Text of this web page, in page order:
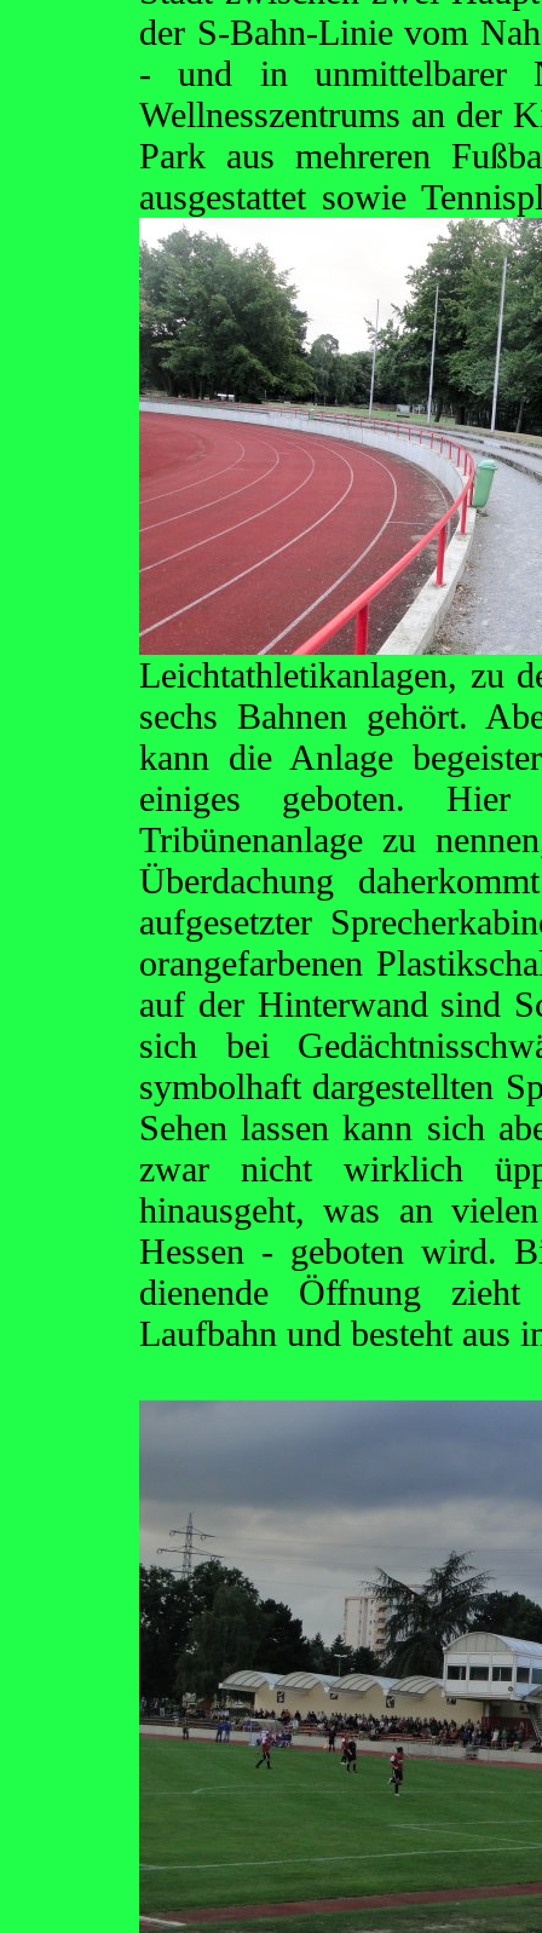
der S-Bahn-Linie vom
- und in unmittelbarer
Wellnesszentrums an der
Park aus mehreren
ausgestattet sowie
Leichtathletikanlagen, zu
sechs Bahnen gehört.
kann die Anlage
einiges geboten.
Tribünenanlage zu
Überdachung
aufgesetzter
orangefarbenen
auf der Hinterwand sind
sich bei
symbolhaft dargestellten
Sehen lassen kann sich
zwar nicht wirklich
hinausgeht, was an
Hessen - geboten wird.
dienende Öffnung
Laufbahn und besteht aus